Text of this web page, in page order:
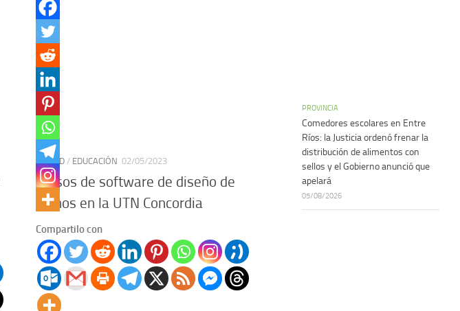
CIUDAD / EDUCACIÓN 02/05/2023
Cursos de software de diseño de
planos en la UTN Concordia
Compartilo con
PROVINCIA
Comedores escolares en Entre
Ríos: la Justicia ordenó frenar la
distribución de alimentos con
sellos y el Gobierno anunció que
apelará
05/08/2026